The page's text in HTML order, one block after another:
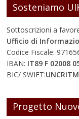
Sosteniamo
Sottoscrizioni a
Ufficio di
Codice Fiscale:
IBAN: IT89 F 02008
BIC/ SWIFT:
Progetto